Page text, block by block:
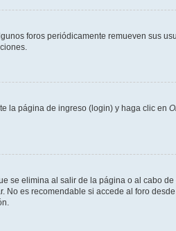
foros periódicamente remueven sus
la página de ingreso (login) y haga clic en
se elimina al salir de la página o al cabo
es recomendable si accede al foro